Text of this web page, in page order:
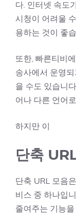
다. 인터넷 속도
시청이 어려울
용하는 것이 좋
또한, 빠른티비
송사에서 운영
을 수도 있습니
어나 다른 언어
하지만 이
단축
단축 URL 모음
비스 중 하나입
줄여주는 기능